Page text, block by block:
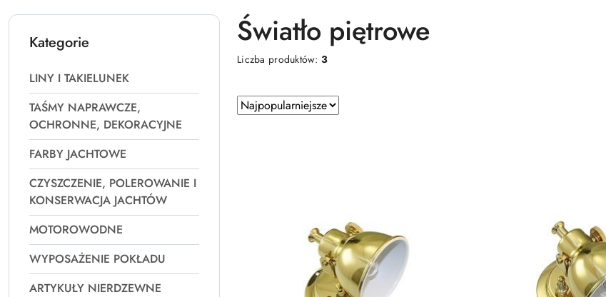
Kategorie
LINY I TAKIELUNEK
TAŚMY NAPRAWCZE,
OCHRONNE, DEKORACYJNE
FARBY JACHTOWE
CZYSZCZENIE, POLEROWANIE I
KONSERWACJA JACHTÓW
MOTOROWODNE
WYPOSAŻENIE POKŁADU
ARTYKUŁY NIERDZEWNE
Światło piętrowe
Liczba produktów:3
Zastosowano
sortowanie:
Sortuj
według